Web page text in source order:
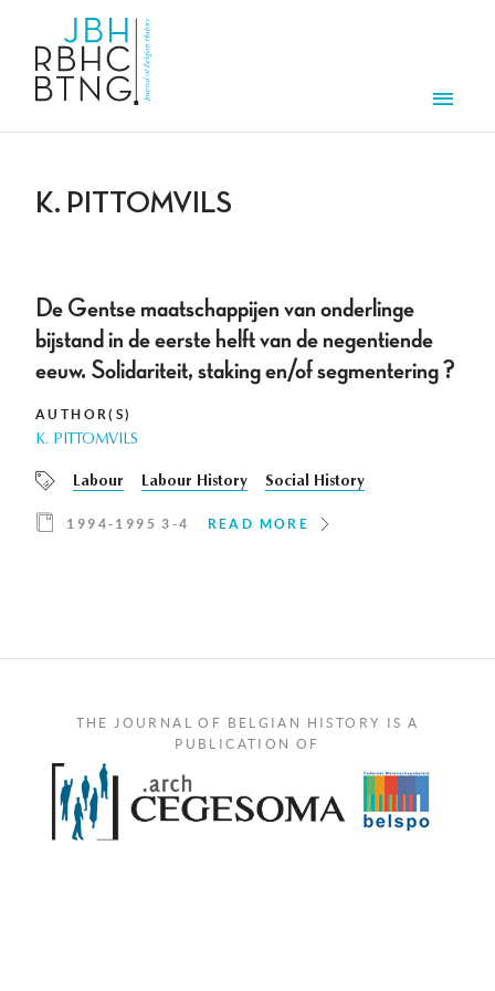
K. PITTOMVILS
De Gentse maatschappijen van onderlinge
bijstand in de eerste helft van de negentiende
eeuw. Solidariteit, staking en/of segmentering ?
AUTHOR(S)
K. PITTOMVILS
Labour Labour History Social History
1994-1995 3-4 READ MORE
THE JOURNAL OF BELGIAN HISTORY IS A
PUBLICATION OF